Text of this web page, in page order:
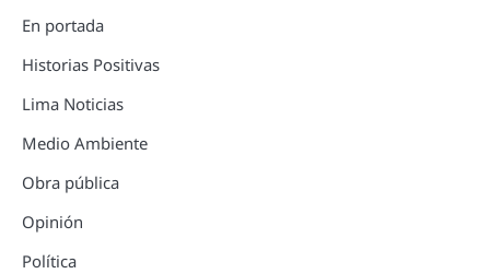
En portada
Historias Positivas
Lima Noticias
Medio Ambiente
Obra pública
Opinión
Política